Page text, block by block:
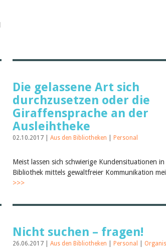
Die gelassene Art sich
durchzusetzen oder die
Giraffensprache an der
Ausleihtheke
02.10.2017 | Aus den Bibliotheken Personal
Meist lassen sich schwierige Kundensituationen
Bibliothek mittels gewaltfreier Kommunikation
>>>
Nicht suchen – fragen!
26.06.2017 | Aus den Bibliotheken Personal